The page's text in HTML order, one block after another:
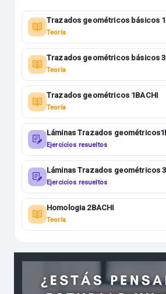
Trazados geométricos básicos
Teoría
Trazados geométricos básicos
Teoría
Trazados geométricos 1BACHI
Teoría
Láminas Trazados
Ejercicios resueltos
Láminas Trazados geométricos
Ejercicios resueltos
Homologia 2BACHI
Teoría